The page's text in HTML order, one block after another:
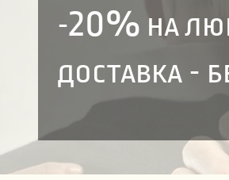
-20% на
доставка -